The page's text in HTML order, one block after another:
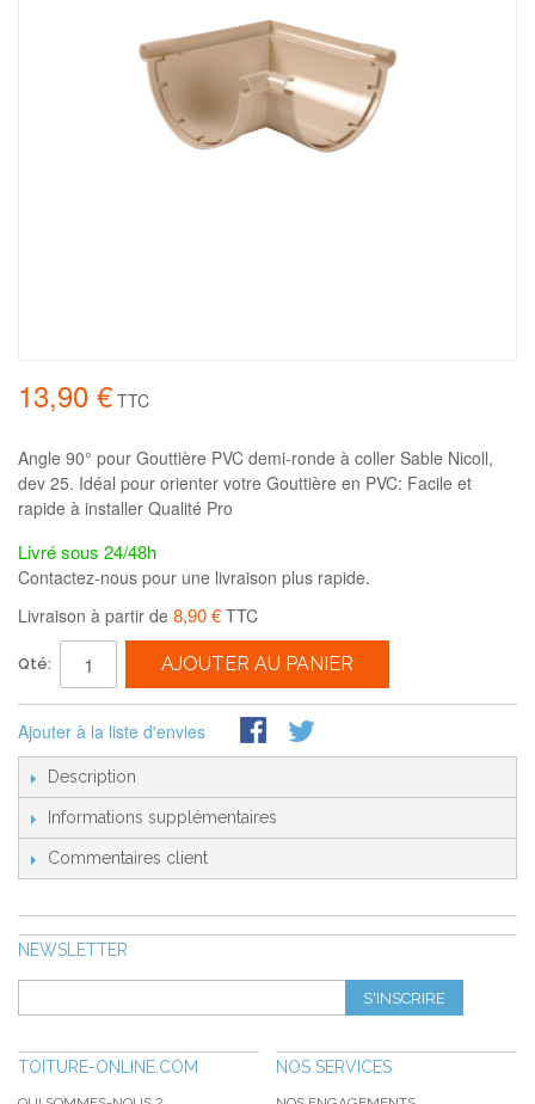
13,90 € TTC
Angle 90° pour Gouttière PVC demi-ronde à coller Sable Nicoll,
dev 25. Idéal pour orienter votre Gouttière en PVC: Facile et
rapide à installer Qualité Pro
Livré sous 24/48h
Contactez-nous pour une livraison plus rapide.
Livraison à partir de 8,90 € TTC
Qté: AJOUTER AU PANIER
Ajouter à la liste d'envies
Description
Informations supplémentaires
Commentaires client
NEWSLETTER
S'INSCRIRE
TOITURE-ONLINE.COM NOS SERVICES